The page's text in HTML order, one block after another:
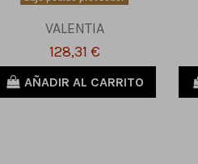
VALENTIA
128,31 €
AÑADIR AL CARRITO